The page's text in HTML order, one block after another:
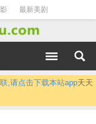
最新美剧
,请点击下载本站app天天